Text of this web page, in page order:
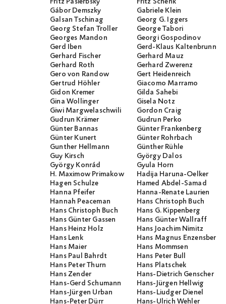
Gábor Demszky
Gabriele Klein
Galsan Tschinag
Georg G. Iggers
Georg Stefan Troller
George Tabori
Georges Mandon
Georgi Gospodinov
Gerd Iben
Gerd-Klaus Kaltenbrunner
Gerhard Fischer
Gerhard Mauz
Gerhard Roth
Gerhard Zwerenz
Gero von Randow
Gert Heidenreich
Gertrud Höhler
Giacomo Marramo
Gidon Kremer
Gilda Sahebi
Gina Wollinger
Gisela Notz
Giwi Margwelaschwili
Gordon Craig
Gudrun Krämer
Gudrun Perko
Günter Bannas
Günter Frankenberg
Günter Kunert
Günter Rohrbach
Gunther Hellmann
Günther Rühle
Guy Kirsch
György Dalos
György Konrád
Gyula Horn
H. Maximow Primakow
Hadija Haruna-Oelker
Hagen Schulze
Hamed Abdel-Samad
Hanna Pfeifer
Hanna-Renate Laurien
Hannah Peaceman
Hans Christoph Buch
Hans Christoph Buch
Hans G. Kippenberg
Hans Günter Gassen
Hans Günter Wallraff
Hans Heinz Holz
Hans Joachim Nimitz
Hans Lenk
Hans Magnus
Hans Maier
Hans Mommsen
Hans Paul Bahrdt
Hans Peter Bull
Hans Peter Thurn
Hans Platschek
Hans Zender
Hans-Dietrich Genscher
Hans-Gerd Schumann
Hans-Jürgen Hellwig
Hans-Jürgen Urban
Hans-Liudger Dienel
Hans-Peter Dürr
Hans-Ulrich Wehler